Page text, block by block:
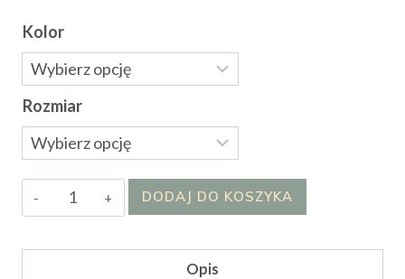
Kolor
Rozmiar
ilość
Sweter
DODAJ DO KOSZYKA
Opis